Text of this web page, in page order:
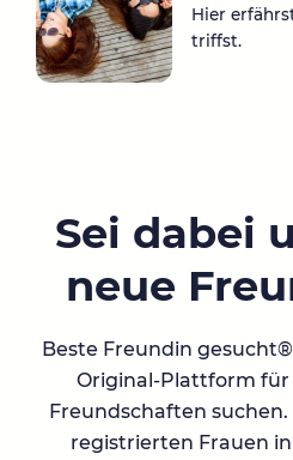
Hier
triffst.
Sei dabei
neue
Beste Freundin
Original-Plattform für
Freundschaften suchen.
registrierten Frauen